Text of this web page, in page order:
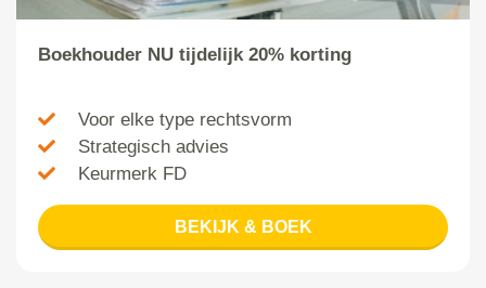
Boekhouder NU tijdelijk 20% korting
Voor elke type rechtsvorm
Strategisch advies
Keurmerk FD
BEKIJK & BOEK